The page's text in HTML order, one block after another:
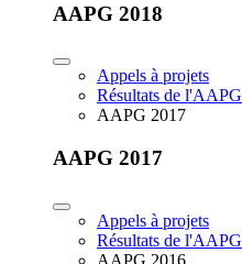
AAPG 2018
Appels à projets
Résultats de l'AAPG
AAPG 2017
AAPG 2017
Appels à projets
Résultats de l'AAPG
AAPG 2016